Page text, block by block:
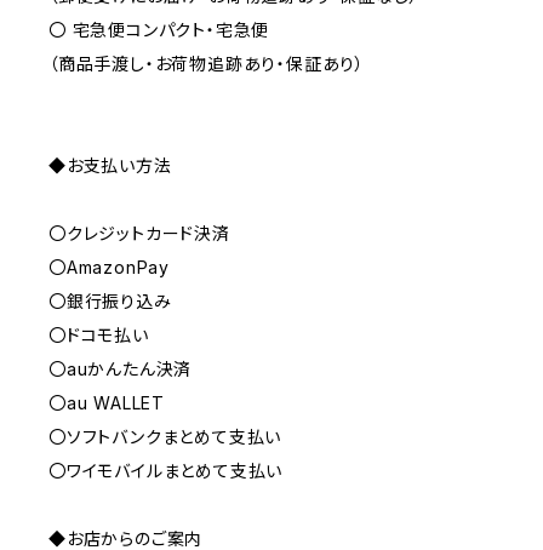
〇 宅急便コンパクト・宅急便
（商品手渡し・お荷物追跡あり・保証あり）
◆お支払い方法
〇クレジットカード決済
〇AmazonPay
〇銀行振り込み
〇ドコモ払い
〇auかんたん決済
〇au WALLET
〇ソフトバンクまとめて支払い
〇ワイモバイルまとめて支払い
◆お店からのご案内